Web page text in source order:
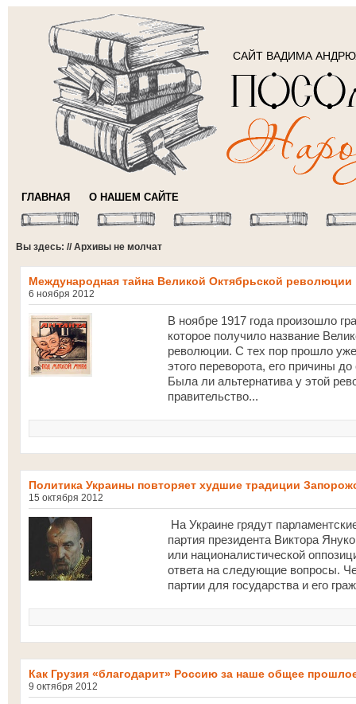
САЙТ ВАДИМА
ГЛАВНАЯ О НАШЕМ САЙТЕ
Вы здесь: // Архивы не молчат
Международная тайна Великой Октябрьской революции
6 ноября 2012
В ноябре 1917 года произошло
которое получило название
революции. С тех пор прошло
этого переворота, его причины
Была ли альтернатива у этой
правительство...
Политика Украины повторяет худшие традиции
15 октября 2012
На Украине грядут
партия президента Виктора
или националистической
ответа на следующие вопросы.
партии для государства и его
Как Грузия «благодарит» Россию за наше общее
9 октября 2012